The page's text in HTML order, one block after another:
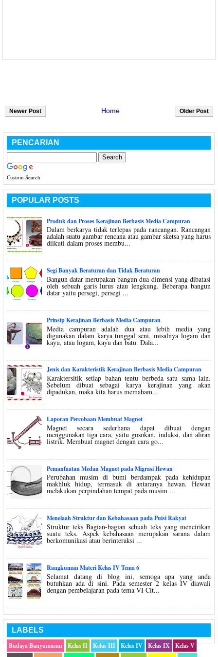
Newer Post Older Post
Home
PENCARIAN
Custom Search
POPULAR POSTS
Produk dan Proses Kerajinan Berbasis Media Campuran
Dalam berkarya tidak terlepas pada rancangan. Rancangan
adalah suatu gambar rencana atau gambar sketsa yang harus
diikuti dalam proses membu...
Segi Banyak Beraturan dan Tidak Beraturan
Bangun datar merupakan bangun dua dimensi yang dibatasi
oleh sebuah garis lurus atau lengkung. Beberapa bangun
datar yaitu persegi, persegi ...
Prinsip Kerajinan Berbasis Media Campuran
Media campuran adalah dua atau lebih media yang
digunakan dalam karya tunggal seni, misalnya logam dan
kayu, atau logam, kayu dan batu. Dala...
Jenis dan Karakteristik Kerajinan Berbasis Media Campuran
Karaktersitik setiap bahan tentu berbeda satu sama lain.
Sebelum dibuat sebagai karya kerajinan yang akan
dipadukan, maka kita harus memaham...
Laporan Percobaan Membuat Magnet
Magnet secara sederhana dapat dibuat dengan
menggunakan tiga cara, yaitu gosokan, induksi, dan aliran
listrik. Membuat magnet dengan cara go...
Pemanfaatan Medan Magnet pada Migrasi Hewan
Perubahan musim di bumi berdampak pada kehidupan
makhluk hidup, termasuk di antaranya hewan. Hewan
melakukan perpindahan tempat pada musim ...
Menelaah Struktur dan Kebahasaan pada Puisi Rakyat
Struktur teks Bagian-bagian sebuah teks yang mencirikan
suatu teks. Aspek kebahasaan merupakan sarana dalam
berkomunikasi atau berinteraksi ...
Rangkuman Materi Kelas IV Tema 6
Selamat datang di blog ini, semoga apa yang anda
butuhkan ada di sini. Pada semester 2 kelas IV diawali
dengan pembelajaran pada tema VI Cit...
LABELS
Budaya Banyumasan
Kelas II Kelas III Kelas IV Kelas IX
Kelas V